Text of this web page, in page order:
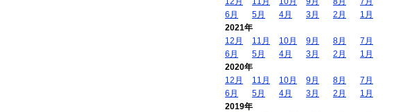
6月
5月 4月 3月 2月
1月
2021年
12月
11月 10月 9月 8月
7月
6月
5月 4月 3月 2月
1月
2020年
12月
11月 10月 9月 8月
7月
6月
5月 4月 3月 2月
1月
2019年